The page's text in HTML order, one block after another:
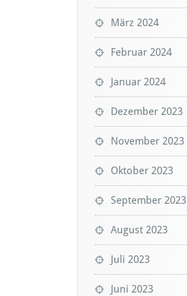
März 2024
Februar 2024
Januar 2024
Dezember 2023
November 2023
Oktober 2023
September 2023
August 2023
Juli 2023
Juni 2023